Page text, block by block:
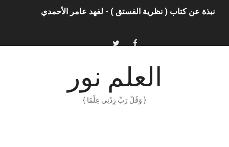
الذكاء الاصطناعي: الثورة التكنولوجية الحديثة
أمن المعلومات بلغة ميسرة – د. خالد بن سليمان الغثبر و
العلم نور
{ وَقُلْ رَبِّ زِدْنِي عِلْمًا }